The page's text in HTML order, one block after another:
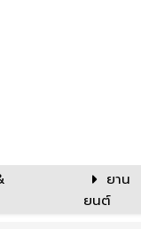
ยาน
ยนต์